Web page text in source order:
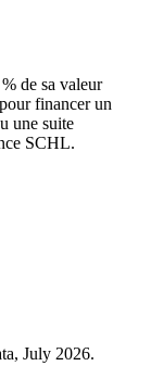
de sa valeur
financer un
une suite
SCHL.
July 2026.